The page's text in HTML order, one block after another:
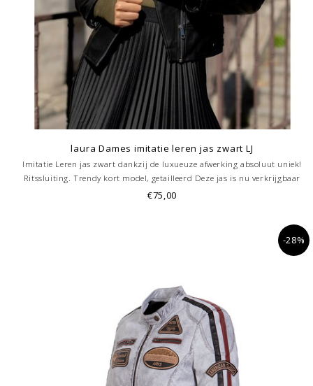
laura Dames imitatie leren jas zwart LJ
Imitatie Leren jas zwart dankzij de luxueuze afwerking absoluut uniek!
Ritssluiting. Trendy kort model, getailleerd Deze jas is nu verkrijgbaar
ook bij onze winkel in Hoorn.
€75,00
-28%